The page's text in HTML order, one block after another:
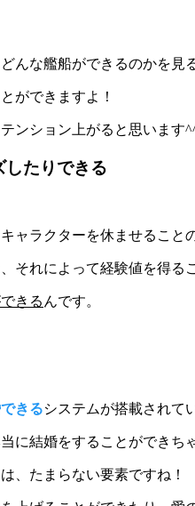
んな艦船ができるのかを見
ができますよ！
ンション上がると思います
したりできる
ャラクターを休ませること
それによって経験値を得る
きる んです。
きるシステムが搭載されて
に結婚をすることができち
、たまらない要素ですね！